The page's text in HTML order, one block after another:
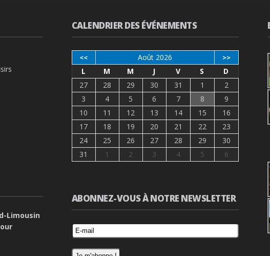
Limousin
CALENDRIER DES ÉVÉNEMENTS
<< Août 2026 >>
L M M J V S
D
27
28 29 30 31 1
2
3
4 5 6 7 8
9
10
11 12 13 14 15
16
17
18 19 20 21 22
23
24
25 26 27 28 29
30
31
1 2 3 4 5 6
ABONNEZ-VOUS À NOTRE NEWSLETTER